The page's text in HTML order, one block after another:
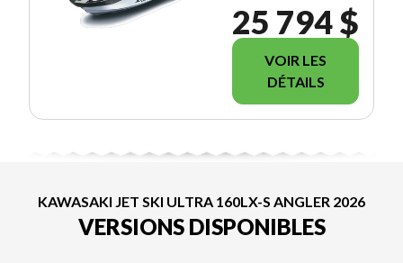
25 794 $
VOIR LES
DÉTAILS
KAWASAKI JET SKI ULTRA 160LX-S ANGLER 2026
VERSIONS DISPONIBLES